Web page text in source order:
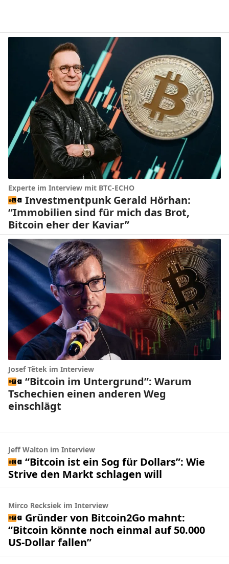
Experte im Interview mit BTC-ECHO
Investmentpunk Gerald Hörhan:
“Immobilien sind für mich das Brot,
Bitcoin eher der Kaviar”
Josef Tětek im Interview
“Bitcoin im Untergrund”: Warum
Tschechien einen anderen Weg
einschlägt
Jeff Walton im Interview
“Bitcoin ist ein Sog für Dollars”: Wie
Strive den Markt schlagen will
Mirco Recksiek im Interview
Gründer von Bitcoin2Go mahnt:
“Bitcoin könnte noch einmal auf 50.000
US-Dollar fallen”